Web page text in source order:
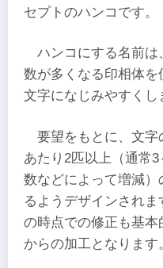
セプトのハンコです。
ハンコにする名前
数が多くなる印相体
文字になじみやすくし
要望をもとに、文
あたり2匹以上（通常
数などによって増減）
るようデザインされま
の時点での修正も基
からの加工となります